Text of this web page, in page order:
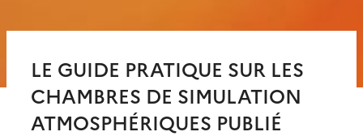
LE GUIDE PRATIQUE SUR LES
CHAMBRES DE SIMULATION
ATMOSPHÉRIQUES PUBLIÉ